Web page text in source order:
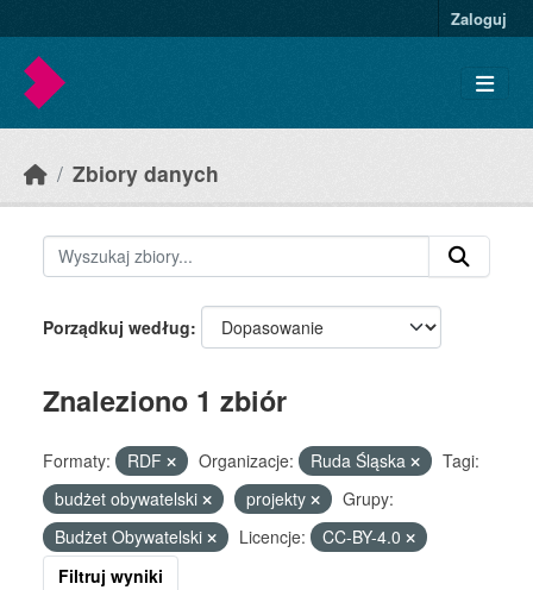
Zaloguj
Zbiory danych
Porządkuj według
Znaleziono 1 zbiór
Formaty: RDF Organizacje: Ruda Śląska
Tagi:
budżet obywatelski
projekty
Grupy:
Budżet Obywatelski
Licencje:
CC-BY-4.0
Filtruj wyniki